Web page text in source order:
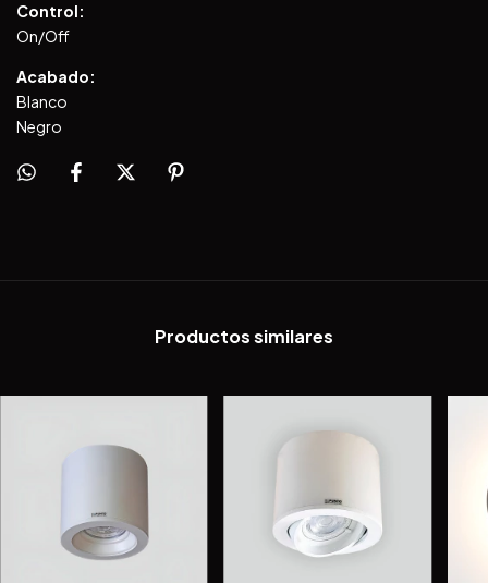
Control:
On/Off
Acabado:
Blanco
Negro
Productos similares